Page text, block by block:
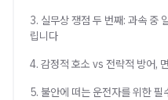
3. 실무상 쟁점 두 번째: 과속 중
립니다
4. 감정적 호소 vs 전략적 방어,
5. 불안에 떠는 운전자를 위한 필